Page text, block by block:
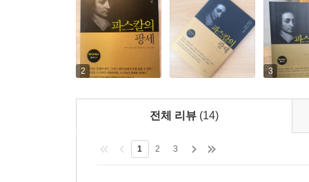
2 3
전체 리뷰 (14)
1 2 3